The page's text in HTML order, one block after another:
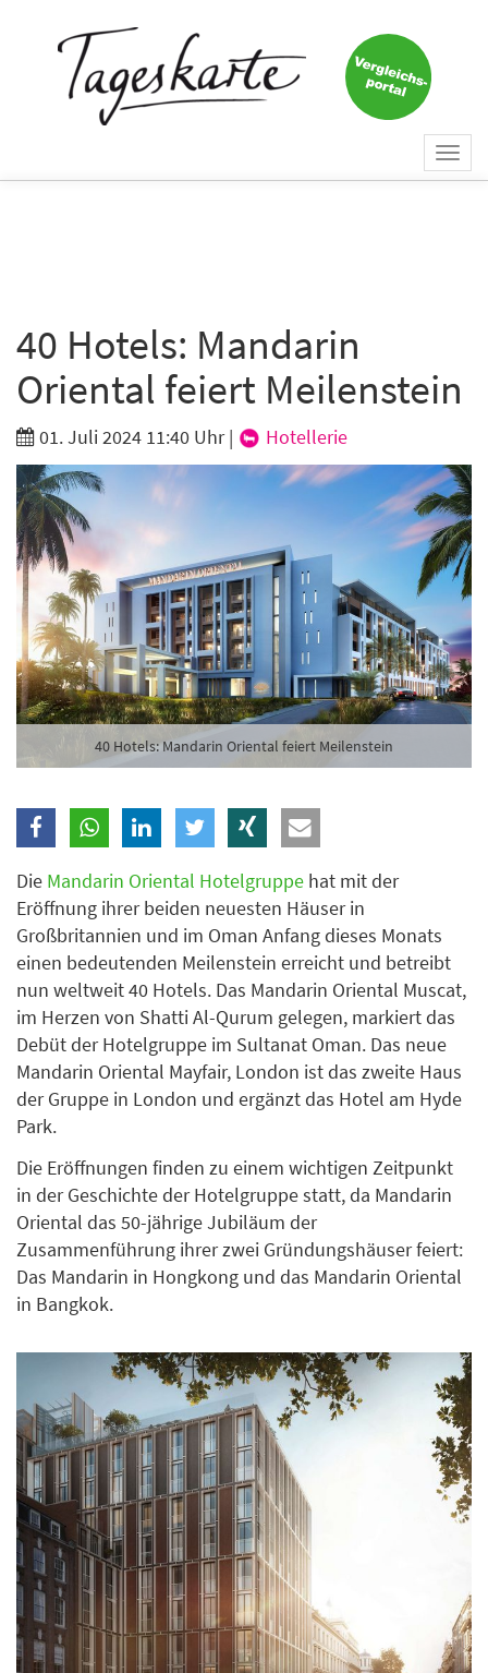
40 Hotels: Mandarin
Oriental feiert Meilenstein
01. Juli 2024 11:40 Uhr| Hotellerie
40 Hotels: Mandarin Oriental feiert Meilenstein
Die Mandarin Oriental Hotelgruppe hat mit der
Eröffnung ihrer beiden neuesten Häuser in
Großbritannien und im Oman Anfang dieses Monats
einen bedeutenden Meilenstein erreicht und betreibt
nun weltweit 40 Hotels. Das Mandarin Oriental Muscat,
im Herzen von Shatti Al-Qurum gelegen, markiert das
Debüt der Hotelgruppe im Sultanat Oman. Das neue
Mandarin Oriental Mayfair, London ist das zweite Haus
der Gruppe in London und ergänzt das Hotel am Hyde
Park.
Die Eröffnungen finden zu einem wichtigen Zeitpunkt
in der Geschichte der Hotelgruppe statt, da Mandarin
Oriental das 50-jährige Jubiläum der
Zusammenführung ihrer zwei Gründungshäuser feiert:
Das Mandarin in Hongkong und das Mandarin Oriental
in Bangkok.
Keine Nachricht mehr
verpassen!
E-Mail*
Branche
Ich möchte folgende Newsletter erhalten
Tageskarte-Newsletter (gegen 8.30 Uhr)
Ich habe dieDatenschutzerklärungzur Kenntnis
genommen.
Anmelden Danke, heute nicht